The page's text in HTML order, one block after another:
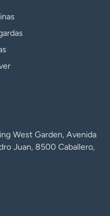
West Garden, Avenida
Juan, 8500 Caballero,